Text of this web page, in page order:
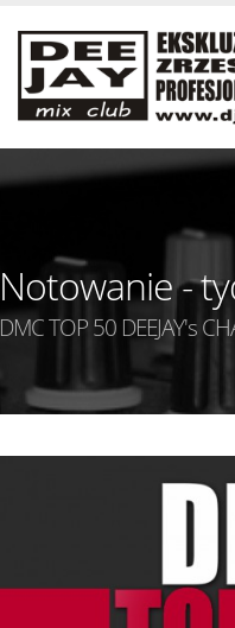
Notowanie -
DMC TOP 50 DEEJAY's